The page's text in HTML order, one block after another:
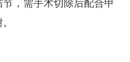
，需手术切除后配合甲